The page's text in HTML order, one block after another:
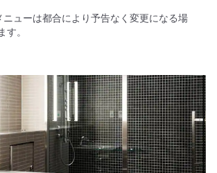
ニューは都合により予告なく変更になる場
す。